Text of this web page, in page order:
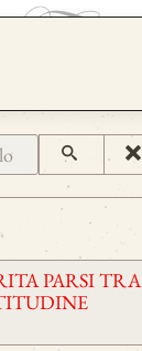
PARSI TRA